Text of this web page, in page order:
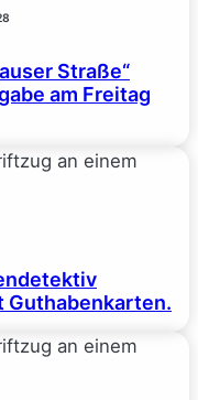
Straße“
am Freitag
Guthabenkarten.